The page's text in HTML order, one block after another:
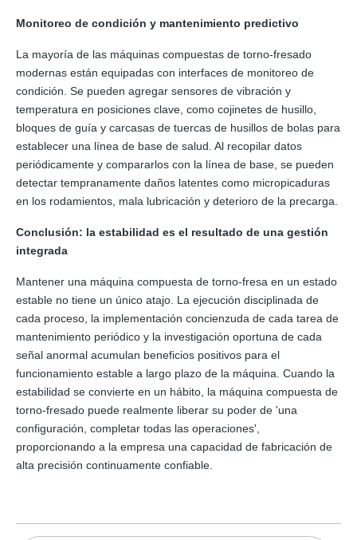
Monitoreo de condición y mantenimiento predictivo
La mayoría de las máquinas compuestas de torno-fresado
modernas están equipadas con interfaces de monitoreo de
condición. Se pueden agregar sensores de vibración y
temperatura en posiciones clave, como cojinetes de husillo,
bloques de guía y carcasas de tuercas de husillos de bolas para
establecer una línea de base de salud. Al recopilar datos
periódicamente y compararlos con la línea de base, se pueden
detectar tempranamente daños latentes como micropicaduras
en los rodamientos, mala lubricación y deterioro de la precarga.
Conclusión: la estabilidad es el resultado de una gestión
integrada
Mantener una máquina compuesta de torno-fresa en un estado
estable no tiene un único atajo. La ejecución disciplinada de
cada proceso, la implementación concienzuda de cada tarea de
mantenimiento periódico y la investigación oportuna de cada
señal anormal acumulan beneficios positivos para el
funcionamiento estable a largo plazo de la máquina. Cuando la
estabilidad se convierte en un hábito, la máquina compuesta de
torno-fresado puede realmente liberar su poder de 'una
configuración, completar todas las operaciones',
proporcionando a la empresa una capacidad de fabricación de
alta precisión continuamente confiable.